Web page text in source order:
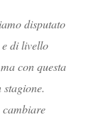
disputato
e di livello
con questa